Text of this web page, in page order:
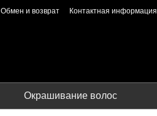
Обмен и возврат Контактная информация
Окрашивание волос